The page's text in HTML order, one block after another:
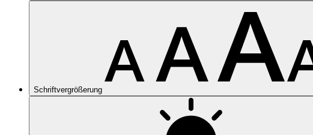
Schriftvergrößerung